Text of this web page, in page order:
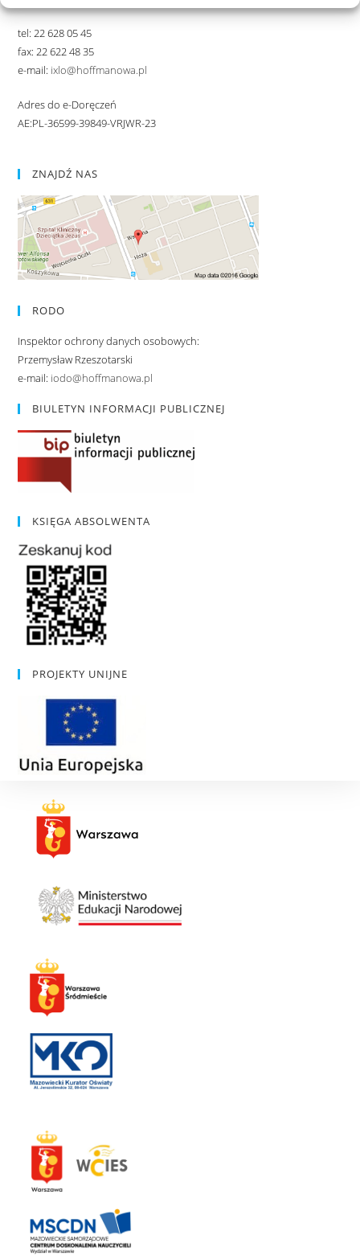
tel: 22 628 05 45
fax: 22 622 48 35
e-mail: ixlo@hoffmanowa.pl
Adres do e-Doręczeń
AE:PL-36599-39849-VRJWR-23
ZNAJDŹ NAS
RODO
Inspektor ochrony danych osobowych:
Przemysław Rzeszotarski
e-mail: iodo@hoffmanowa.pl
BIULETYN INFORMACJI PUBLICZNEJ
KSIĘGA ABSOLWENTA
PROJEKTY UNIJNE